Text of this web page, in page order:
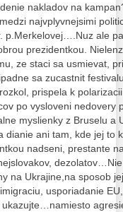
nakladov na
najvplyvnejsimi
p.Merkelovej….Nuz ale
prezidentkou.
ze staci sa usmievat,
sa zucastnit
prispela k
po vysloveni nedovery
myslienky z Bruselu a
dianie ani tam, kde jej to
nadseni, prestante
Ukrajine,na sposob
usporiadanie